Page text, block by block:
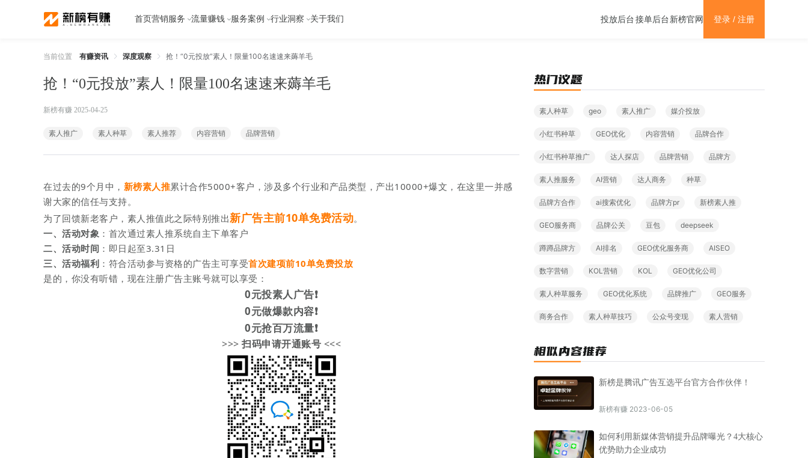
首页营销服务 流量赚钱 服务案例 行业洞察 关于我们 投放后台接单后台新榜官网 登录 / 注册
当前位置 有赚资讯 深度观察 抢！“0元投放”素人！限量100名速速来薅羊毛
抢！“0元投放”素人！限量100名速速来薅羊毛
新榜有赚 2025-04-25
素人推广 素人种草 素人推荐 内容营销 品牌营销
在过去的9个月中， 新榜素人推累计合作5000+客户，涉及多个行业和产品类型，产出10000+爆文，在这里一并感
谢大家的信任与支持。
为了回馈新老客户，素人推值此之际特别推出新广告主前10单免费活动。
一、活动对象 ： 首次通过素人推系统自主下单客户
二、活动时间 ：即日起至3.31日
三、活动福利 ：符合活动参与资格的广告主可享受首次建项前10单免费投放
是的，你没有听错，现在注册广告主账号就可以享受：
0元投素人广告❗️
0元做爆款内容❗️
0元抢百万流量❗️
>>> 扫码申请开通账号 <<<
素人种草 geo 素人推广 媒介投放
小红书种草 GEO优化 内容营销 品牌合作
小红书种草推广 达人探店 品牌营销 品牌方
素人推服务 AI营销 达人商务 种草
品牌方合作 ai搜索优化 品牌方pr 新榜素人推
GEO服务商 品牌公关 豆包 deepseek
蹲蹲品牌方 AI排名 GEO优化服务商 AISEO
数字营销 KOL营销 KOL GEO优化公司
素人种草服务 GEO优化系统 品牌推广 GEO服务
商务合作 素人种草技巧 公众号变现 素人营销
新榜是腾讯广告互选平台官方合作伙伴！
新榜有赚 2023-06-05
如何利用新媒体营销提升品牌曝光？4大核心
优势助力企业成功